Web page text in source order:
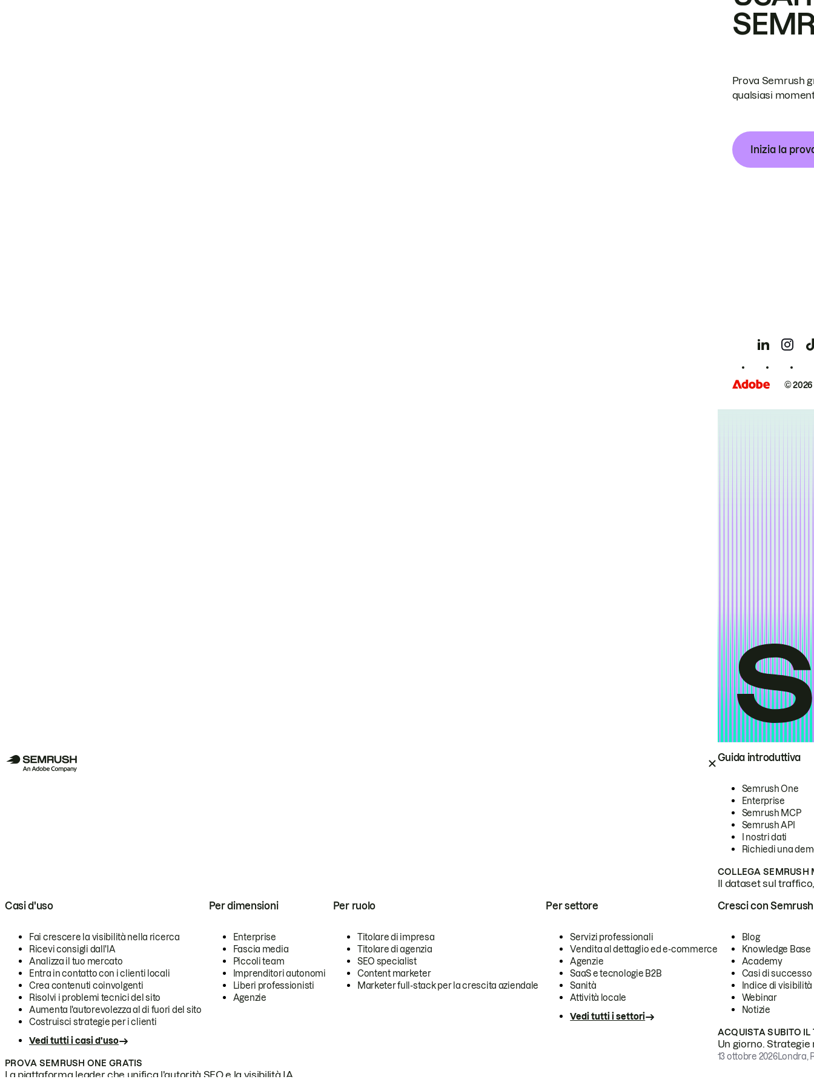
Guida introduttiva
Semrush One
Enterprise
Semrush MCP
Semrush API
I nostri dati
Richiedi una
COLLEGA SEMRUSH
Il dataset sul
Casi d'uso
Fai crescere la visibilità nella ricerca
Ricevi consigli dall'IA
Analizza il tuo mercato
Entra in contatto con i clienti locali
Crea contenuti coinvolgenti
Risolvi i problemi tecnici del sito
Aumenta l'autorevolezza al di fuori del sito
Costruisci strategie per i clienti
Vedi tutti i casi d'uso
Per dimensioni
Enterprise
Fascia media
Piccoli team
Imprenditori autonomi
Liberi professionisti
Agenzie
Per ruolo
Titolare di impresa
Titolare di agenzia
SEO specialist
Content marketer
Marketer full-stack per la crescita aziendale
Per settore
Servizi professionali
Vendita al dettaglio ed e-commerce
Agenzie
SaaS e tecnologie B2B
Sanità
Attività locale
Vedi tutti i settori
PROVA SEMRUSH ONE GRATIS
La piattaforma leader che unifica l'autorità SEO e la visibilità IA.
Cresci con Semrush
Blog
Knowledge Base
Academy
Casi di successo
Indice di visibilità
Webinar
Notizie
ACQUISTA SUBITO IL
Un giorno.
13 ottobre 2026Londra,
Prova Semrush
qualsiasi
Inizia la
©